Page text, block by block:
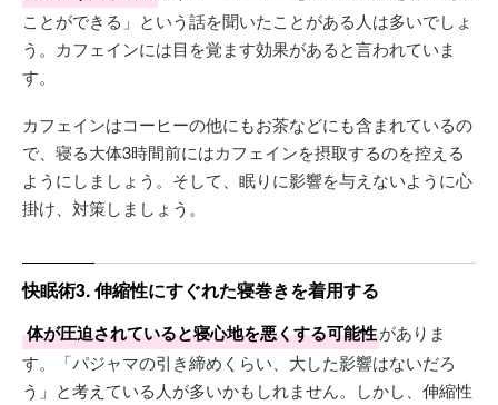
ことができる」という話を聞いたことがある人は多いでしょ
う。カフェインには目を覚ます効果があると言われていま
す。
カフェインはコーヒーの他にもお茶などにも含まれているの
で、寝る大体3時間前にはカフェインを摂取するのを控える
ようにしましょう。そして、眠りに影響を与えないように心
掛け、対策しましょう。
快眠術3. 伸縮性にすぐれた寝巻きを着用する
体が圧迫されていると寝心地を悪くする可能性がありま
す。「パジャマの引き締めくらい、大した影響はないだろ
う」と考えている人が多いかもしれません。しかし、伸縮性